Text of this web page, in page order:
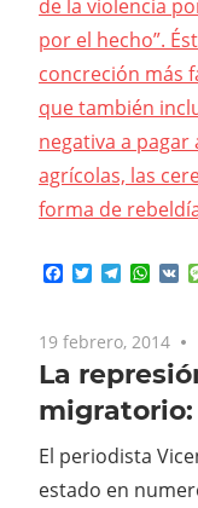
de la violencia
por el hecho”.
concreción más
que también
negativa a pagar
agrícolas, las
forma de
Facebook
Twitter
19 febrero, 2014
La
El periodista
estado en